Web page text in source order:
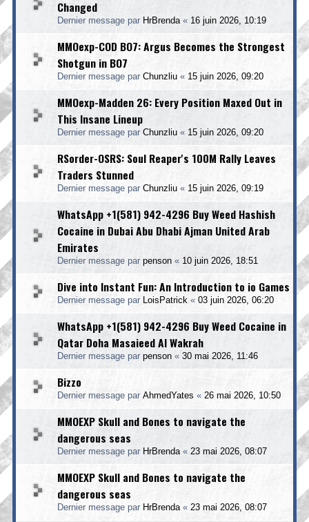
Changed
Dernier message par HrBrenda« 16 juin 2026, 10:19
MMOexp-COD BO7: Argus Becomes the Strongest
Shotgun in BO7
Dernier message par Chunzliu « 15 juin 2026, 09:20
MMOexp-Madden 26: Every Position Maxed Out in
This Insane Lineup
Dernier message par Chunzliu « 15 juin 2026, 09:20
RSorder-OSRS: Soul Reaper's 100M Rally Leaves
Traders Stunned
Dernier message par Chunzliu « 15 juin 2026, 09:19
WhatsApp +1(581) 942-4296 Buy Weed Hashish
Cocaine in Dubai Abu Dhabi Ajman United Arab
Emirates
Dernier message par penson « 10 juin 2026, 18:51
Dive into Instant Fun: An Introduction to io Games
Dernier message par LoisPatrick « 03 juin 2026, 06:20
WhatsApp +1(581) 942-4296 Buy Weed Cocaine in
Qatar Doha Masaieed Al Wakrah
Dernier message par penson « 30 mai 2026, 11:46
Bizzo
Dernier message par AhmedYates « 26 mai 2026, 10:50
MMOEXP Skull and Bones to navigate the
dangerous seas
Dernier message par HrBrenda« 23 mai 2026, 08:07
MMOEXP Skull and Bones to navigate the
dangerous seas
Dernier message par HrBrenda« 23 mai 2026, 08:07